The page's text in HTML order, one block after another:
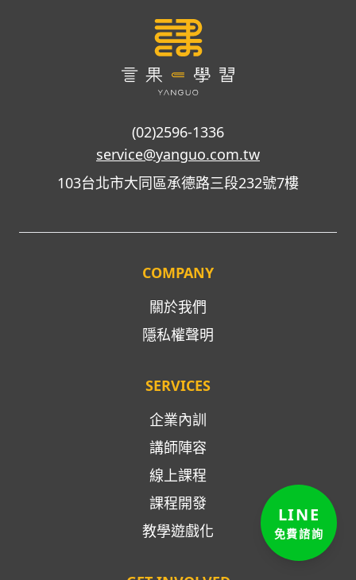
LINE
免費諮詢
(02)2596-1336
service@yanguo.com.tw
103台北市大同區承德路三段232號7樓
COMPANY
關於我們
隱私權聲明
SERVICES
企業內訓
講師陣容
線上課程
課程開發
教學遊戲化